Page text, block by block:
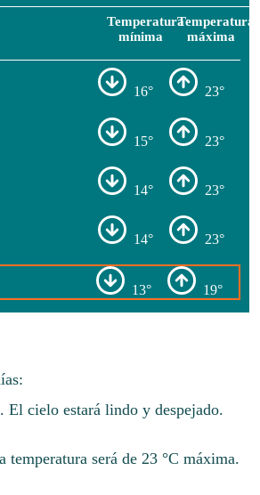
Temperatura
mínima
Temperatura
máxima
16° 23°
15° 23°
14° 23°
14° 23°
13° 19°
El cielo estará lindo y despejado.
será de 23 °C máxima.